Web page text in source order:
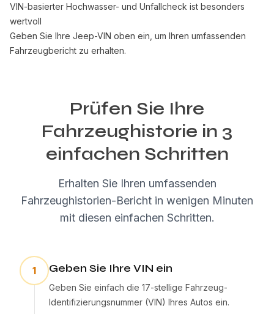
VIN-basierter Hochwasser- und Unfallcheck ist besonders
wertvoll
Geben Sie Ihre Jeep-VIN oben ein, um Ihren umfassenden
Fahrzeugbericht zu erhalten.
Prüfen Sie Ihre
Fahrzeughistorie in 3
einfachen Schritten
Erhalten Sie Ihren umfassenden
Fahrzeughistorien-Bericht in wenigen Minuten
mit diesen einfachen Schritten.
1 Geben Sie Ihre VIN ein
Geben Sie einfach die 17-stellige Fahrzeug-
Identifizierungsnummer (VIN) Ihres Autos ein.